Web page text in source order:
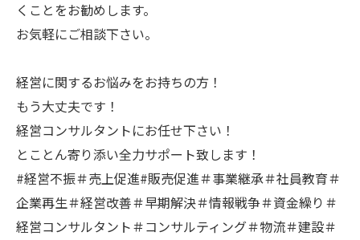
くことをお勧めします。
お気軽にご相談下さい。
経営に関するお悩みをお持ちの方！
もう大丈夫です！
経営コンサルタントにお任せ下さい！
とことん寄り添い全力サポート致します！
#経営不振＃売上促進#販売促進＃事業継承＃社員教育＃
企業再生＃経営改善＃早期解決＃情報戦争＃資金繰り＃
経営コンサルタント＃コンサルティング＃物流＃建設＃